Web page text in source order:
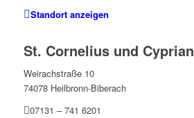
Standort anzeigen
St. Cornelius und Cyprian
Weirachstraße 10
74078 Heilbronn-Biberach
07131 – 741 6201